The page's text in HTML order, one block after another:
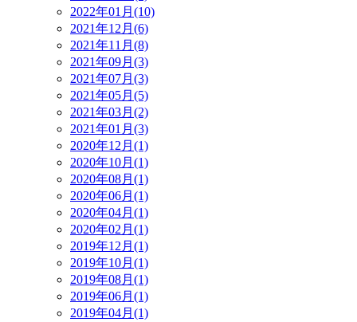
2022年01月(10)
2021年12月(6)
2021年11月(8)
2021年09月(3)
2021年07月(3)
2021年05月(5)
2021年03月(2)
2021年01月(3)
2020年12月(1)
2020年10月(1)
2020年08月(1)
2020年06月(1)
2020年04月(1)
2020年02月(1)
2019年12月(1)
2019年10月(1)
2019年08月(1)
2019年06月(1)
2019年04月(1)